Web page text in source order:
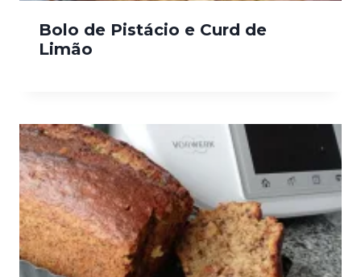
Bolo de Pistácio e Curd de
Limão